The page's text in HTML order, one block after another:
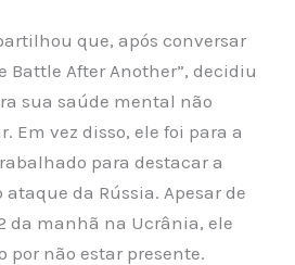
que, após conversar
Battle After Another”, decidiu
sua saúde mental não
Em vez disso, ele foi para a
para destacar a
da Rússia. Apesar de
da manhã na Ucrânia, ele
por não estar presente.